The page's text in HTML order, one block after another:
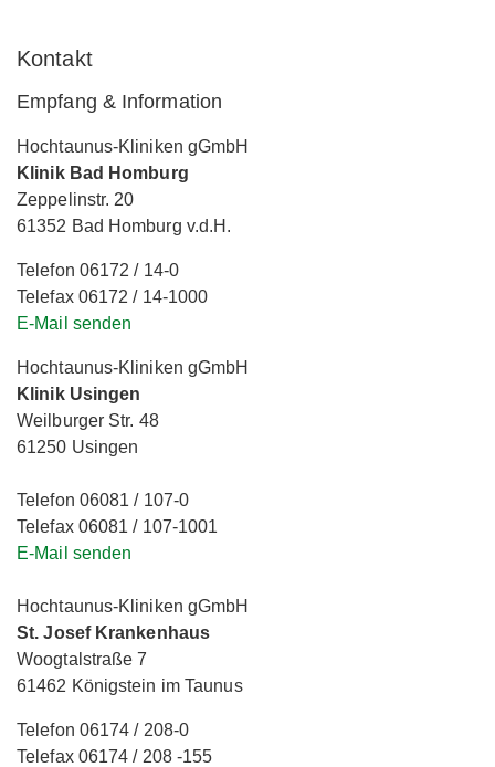
Kontakt
Empfang & Information
Hochtaunus-Kliniken gGmbH
Klinik Bad Homburg
Zeppelinstr. 20
61352 Bad Homburg v.d.H.
Telefon 06172 / 14-0
Telefax 06172 / 14-1000
E-Mail senden
Hochtaunus-Kliniken gGmbH
Klinik Usingen
Weilburger Str. 48
61250 Usingen
Telefon 06081 / 107-0
Telefax 06081 / 107-1001
E-Mail senden
Hochtaunus-Kliniken gGmbH
St. Josef Krankenhaus
Woogtalstraße 7
61462 Königstein im Taunus
Telefon 06174 / 208-0
Telefax 06174 / 208 -155